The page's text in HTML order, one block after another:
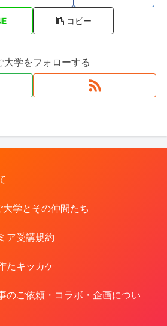
コピー
大学をフォローする
学とその仲間たち
ア受講規約
たキッカケ
のご依頼・コラボ・企画につい